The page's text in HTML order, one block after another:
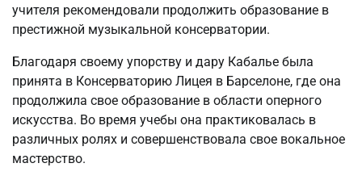
учителя рекомендовали продолжить образование в
престижной музыкальной консерватории.
Благодаря своему упорству и дару Кабалье была
принята в Консерваторию Лицея в Барселоне, где она
продолжила свое образование в области оперного
искусства. Во время учебы она практиковалась в
различных ролях и совершенствовала свое вокальное
мастерство.